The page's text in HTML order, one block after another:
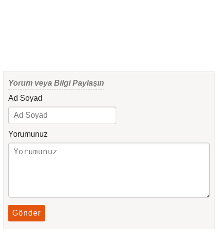
Yorum veya Bilgi Paylaşın
Ad Soyad
Yorumunuz
Gönder